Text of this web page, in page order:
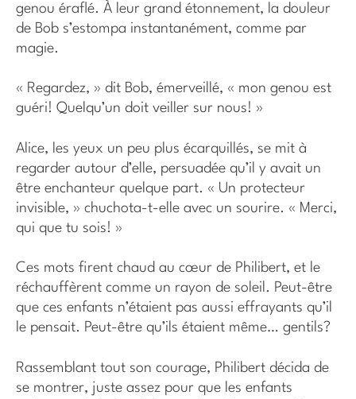
genou éraflé. À leur grand étonnement, la douleur
de Bob s’estompa instantanément, comme par
magie.
« Regardez, » dit Bob, émerveillé, « mon genou est
guéri! Quelqu’un doit veiller sur nous! »
Alice, les yeux un peu plus écarquillés, se mit à
regarder autour d’elle, persuadée qu’il y avait un
être enchanteur quelque part. « Un protecteur
invisible, » chuchota-t-elle avec un sourire. « Merci,
qui que tu sois! »
Ces mots firent chaud au cœur de Philibert, et le
réchauffèrent comme un rayon de soleil. Peut-être
que ces enfants n’étaient pas aussi effrayants qu’il
le pensait. Peut-être qu’ils étaient même… gentils?
Rassemblant tout son courage, Philibert décida de
se montrer, juste assez pour que les enfants